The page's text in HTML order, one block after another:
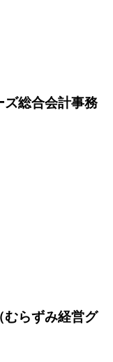
ズ総合会計事務
むらずみ経営グ